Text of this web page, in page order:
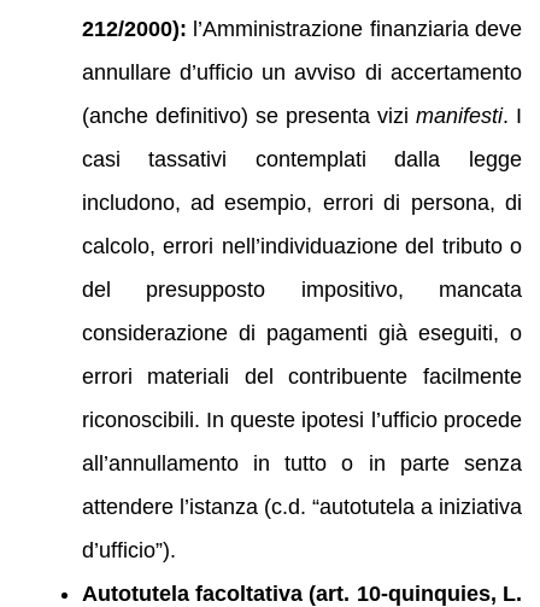
212/2000): l’Amministrazione finanziaria deve
annullare d’ufficio un avviso di accertamento
(anche definitivo) se presenta vizi manifesti. I
casi tassativi contemplati dalla legge
includono, ad esempio, errori di persona, di
calcolo, errori nell’individuazione del tributo o
del presupposto impositivo, mancata
considerazione di pagamenti già eseguiti, o
errori materiali del contribuente facilmente
riconoscibili. In queste ipotesi l’ufficio procede
all’annullamento in tutto o in parte senza
attendere l’istanza (c.d. “autotutela a iniziativa
d’ufficio”).
Autotutela facoltativa (art. 10‑quinquies, L.